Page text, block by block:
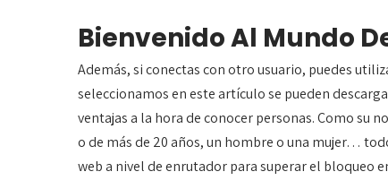
Bienvenido Al Mundo
Además, si conectas con otro usuario, puedes
seleccionamos en este artículo se pueden
ventajas a la hora de conocer personas. Como su
o de más de 20 años, un hombre o una mujer…
web a nivel de enrutador para superar el bloqueo